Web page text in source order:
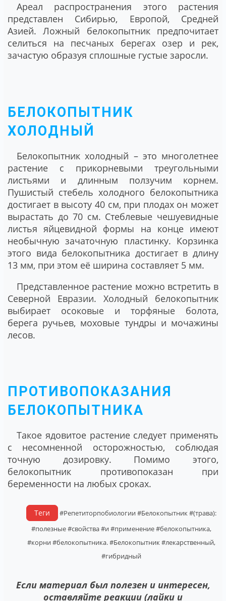
Ареал распространения этого растения
представлен Сибирью, Европой, Средней
Азией. Ложный белокопытник предпочитает
селиться на песчаных берегах озер и рек,
зачастую образуя сплошные густые заросли.
БЕЛОКОПЫТНИК
ХОЛОДНЫЙ
Белокопытник холодный – это многолетнее
растение с прикорневыми треугольными
листьями и длинным ползучим корнем.
Пушистый стебель холодного белокопытника
достигает в высоту 40 см, при плодах он может
вырастать до 70 см. Стеблевые чешуевидные
листья яйцевидной формы на конце имеют
необычную зачаточную пластинку. Корзинка
этого вида белокопытника достигает в длину
13 мм, при этом её ширина составляет 5 мм.
Представленное растение можно встретить в
Северной Евразии. Холодный белокопытник
выбирает осоковые и торфяные болота,
берега ручьев, моховые тундры и мочажины
лесов.
ПРОТИВОПОКАЗАНИЯ
БЕЛОКОПЫТНИКА
Такое ядовитое растение следует применять
с несомненной осторожностью, соблюдая
точную дозировку. Помимо этого,
белокопытник противопоказан при
беременности на любых сроках.
Теги #Репетиторпобиологии#Белокопытник#(трава):
#полезные#свойства#и#применение#белокопытника,
#корни#белокопытника.#Белокопытник#лекарственный,
#гибридный
Если материал был полезен и интересен,
оставляйте реакции (лайки и